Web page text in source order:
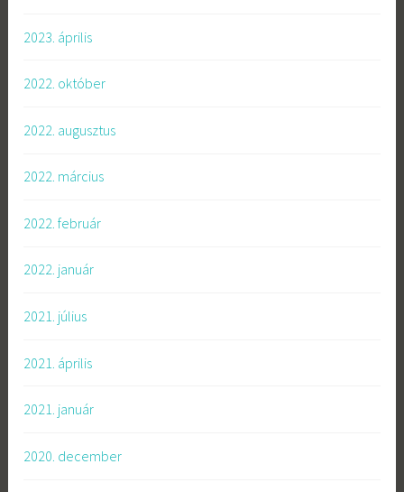
2023. április
2022. október
2022. augusztus
2022. március
2022. február
2022. január
2021. július
2021. április
2021. január
2020. december